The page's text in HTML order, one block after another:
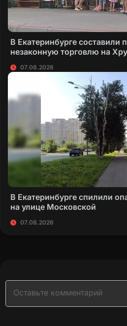
В Екатеринбурге составили
незаконную торговлю на
07.08.2026
В Екатеринбурге спилили
на улице Московской
07.08.2026